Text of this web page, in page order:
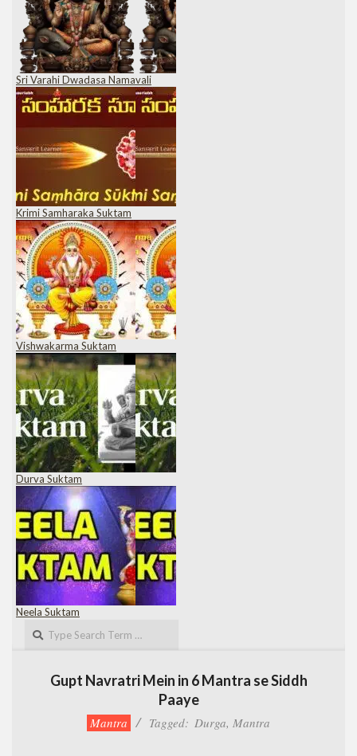
Sri Varahi Dwadasa Namavali
Krimi Samharaka Suktam
Vishwakarma Suktam
Durva Suktam
Neela Suktam
Gupt Navratri Mein in 6 Mantra se Siddh
Paaye
Mantra Tagged: Durga, Mantra